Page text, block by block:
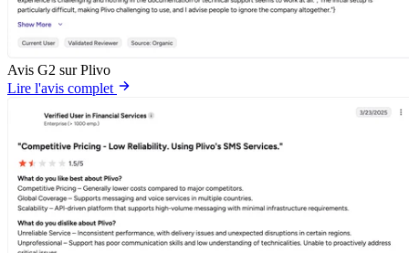
Avis G2 sur Plivo
Lire l'avis complet